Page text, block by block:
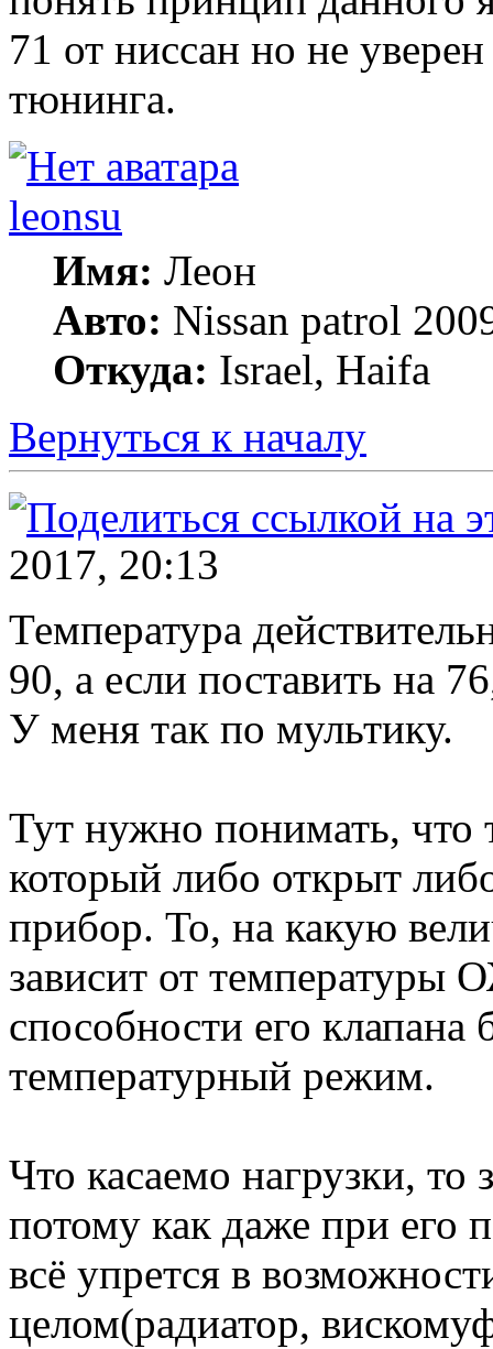
71 от ниссан но не
тюнинга.
leonsu
Имя: Леон
Авто: Nissan patrol
Откуда: Israel, Haifa
Вернуться к началу
2017, 20:13
Температура
90, а если поставить на
У меня так по мультику.
Тут нужно понимать, что
который либо открыт
прибор. То, на какую
зависит от температуры
способности его клапана
температурный режим.
Что касаемо нагрузки, то
потому как даже при его
всё упрется в
целом(радиатор,